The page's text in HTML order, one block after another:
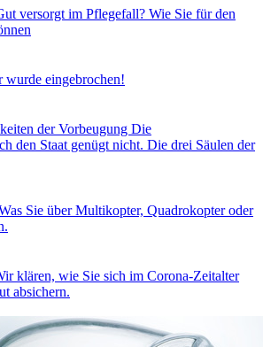
versorgt im Pflegefall? Wie Sie für den
eingebrochen!
der Vorbeugung Die
den Staat genügt nicht. Die drei Säulen der
Sie über Multikopter, Quadrokopter oder
klären, wie Sie sich im Corona-Zeitalter
absichern.